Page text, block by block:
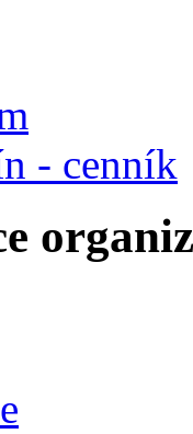
- cenník